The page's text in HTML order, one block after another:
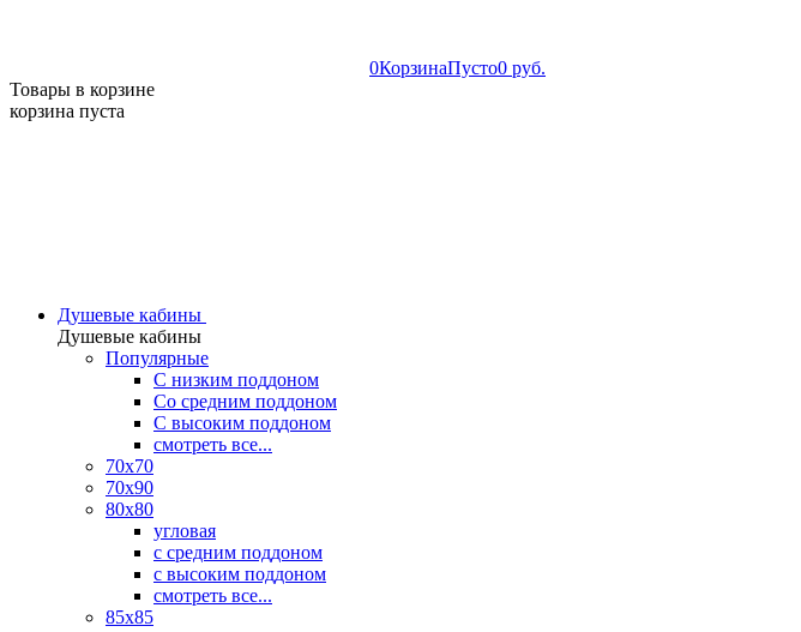
0КорзинаПусто0 руб.
Товары в корзине
корзина пуста
Душевые кабины
Душевые кабины
Популярные
C низким поддоном
Со средним поддоном
С высоким поддоном
смотреть все...
70х70
70х90
80х80
угловая
с средним поддоном
с высоким поддоном
смотреть все...
85х85